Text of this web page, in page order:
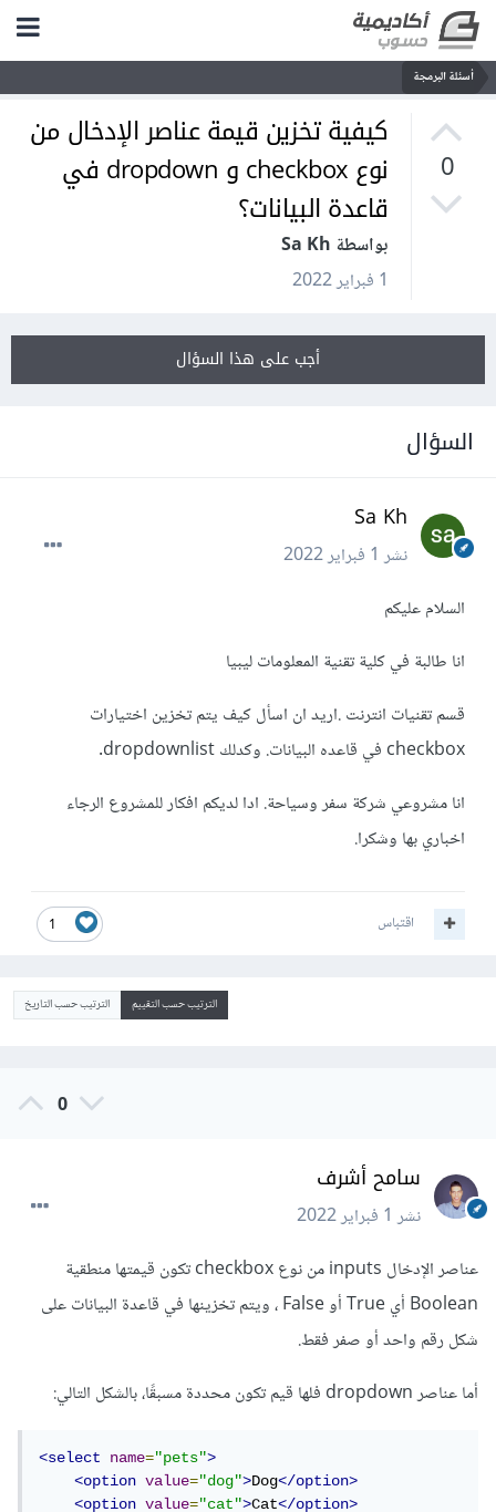
أسئلة البرمجة
0
كيفية تخزين قيمة عناصر الإدخال من
نوع checkbox و dropdown في
قاعدة البيانات؟
بواسطة Sa Kh
1 فبراير 2022
أجب على هذا السؤال
السؤال
Sa Kh
نشر1 فبراير 2022
السلام عليكم
انا طالبة في كلية تقنية المعلومات ليبيا
قسم تقنيات انترنت .اريد ان اسأل كيف يتم تخزين اختيارات
checkbox في قاعده البيانات. وكدلك dropdownlist.
انا مشروعي شركة سفر وسياحة. ادا لديكم افكار للمشروع الرجاء
اخباري بها وشكرا.
1 اقتباس
الترتيب حسب التقييم الترتيب حسب التاريخ
0
سامح أشرف
نشر1 فبراير 2022
عناصر الإدخال inputs من نوع checkbox تكون قيمتها منطقية
Boolean أي True أو False ، ويتم تخزينها في قاعدة البيانات على
شكل رقم واحد أو صفر فقط.
أما عناصر dropdown فلها قيم تكون محددة مسبقًا، بالشكل التالي:
<select name="pets">
<option
value="dog">Dog</option>
<option
value="cat">Cat</option>